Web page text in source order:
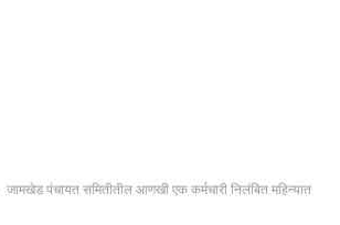
जामखेड पंचायत समितीतील आणखी एक कर्मचारी निलंबित महिन्यात